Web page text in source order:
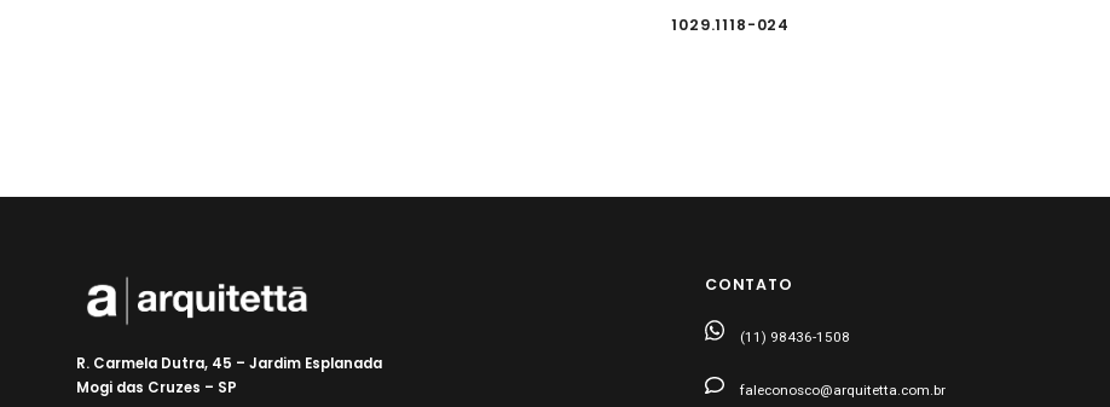
1029.1118-024
R. Carmela Dutra, 45 – Jardim Esplanada
Mogi das Cruzes – SP
CONTATO
(11) 98436-1508
faleconosco@arquitetta.com.br